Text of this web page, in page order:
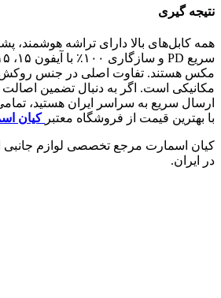
گیری
کابل‌های بالا دارای تراشه هوشمند،
هستند. تفاوت اصلی در جنس روکش،
است. اگر به دنبال تضمین اصالت کالا،
سریع به سراسر ایران هستید، تمامی این
قیمت از فروشگاه معتبر کیان
اسمارت مرجع تخصصی لوازم جانبی